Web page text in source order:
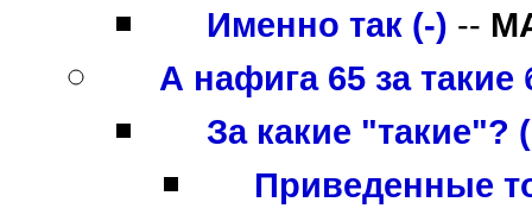
Именно так (-) --
А нафига 65 за
За какие "такие"?
Приведенные